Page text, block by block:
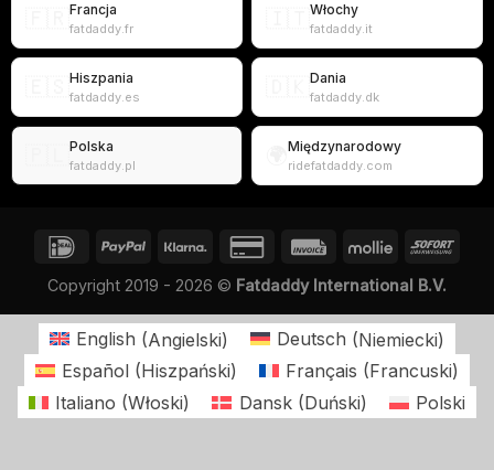
Francja
fatdaddy.fr
Włochy
fatdaddy.it
Hiszpania
fatdaddy.es
Dania
fatdaddy.dk
Polska
fatdaddy.pl
Międzynarodowy
ridefatdaddy.com
Copyright 2019 - 2026 © Fatdaddy International B.V.
English (Angielski) Deutsch (Niemiecki)
Español (Hiszpański) Français (Francuski)
Italiano (Włoski) Dansk(Duński) Polski